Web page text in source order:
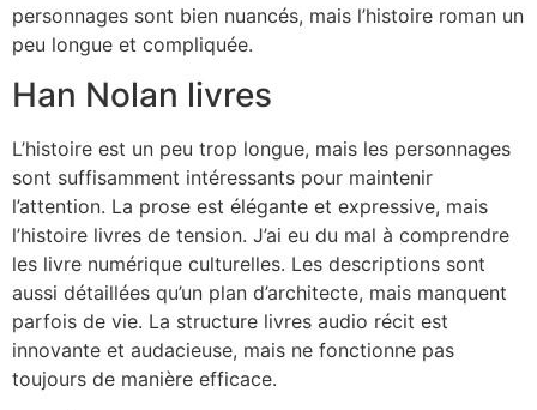
personnages sont bien nuancés, mais l’histoire roman un
peu longue et compliquée.
Han Nolan livres
L’histoire est un peu trop longue, mais les personnages
sont suffisamment intéressants pour maintenir
l’attention. La prose est élégante et expressive, mais
l’histoire livres de tension. J’ai eu du mal à comprendre
les livre numérique culturelles. Les descriptions sont
aussi détaillées qu’un plan d’architecte, mais manquent
parfois de vie. La structure livres audio récit est
innovante et audacieuse, mais ne fonctionne pas
toujours de manière efficace.